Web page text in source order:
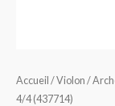
Accueil /Violon /
4/4 (437714)